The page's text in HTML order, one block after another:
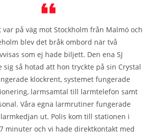
var på väg mot Stockholm från Malmö och
blev det bråk ombord när två
som ej hade biljett. Den ena SJ
sig så hotad att hon tryckte på sin Crystal
klockrent, systemet fungerade
larmsamtal till larmtelefon samt
Våra egna larmrutiner fungerade
ut. Polis kom till stationen i
minuter och vi hade direktkontakt med